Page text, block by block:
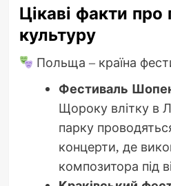
Цікаві факти про
культуру
Польща – країна
Фестиваль
Щороку влітку в
парку
концерти, де
композитора під